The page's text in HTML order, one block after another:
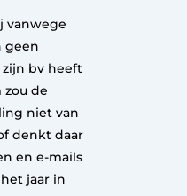
vanwege
geen
bv heeft
zou de
niet van
denkt daar
en e-mails
jaar in